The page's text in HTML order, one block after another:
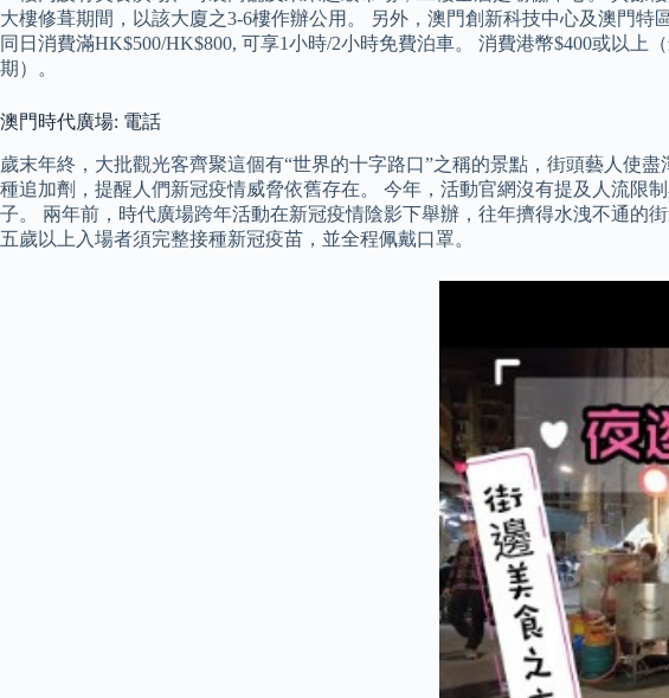
大樓修葺期間，以該大廈之3-6樓作辦公用。 另外，澳門創新科技中心及澳門
同日消費滿HK$500/HK$800, 可享1小時/2小時免費泊車。 消費港幣$400或以
期）。
澳門時代廣場: 電話
歲末年終，大批觀光客齊聚這個有“世界的十字路口”之稱的景點，街頭藝人使
種追加劑，提醒人們新冠疫情威脅依舊存在。 今年，活動官網沒有提及人流限
子。 兩年前，時代廣場跨年活動在新冠疫情陰影下舉辦，往年擠得水洩不通的
五歲以上入場者須完整接種新冠疫苗，並全程佩戴口罩。